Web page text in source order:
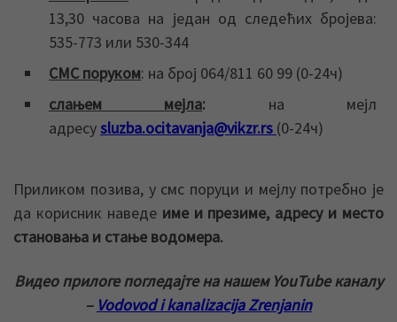
13,30 часова на један од следећих бројева:
535-773 или 530-344
СМС поруком: на број 064/811 60 99 (0-24ч)
слањем мејла: на мејл
адресуsluzbа.ocitavanja@vikzr.rs (0-24ч)
Приликом позива, у смс поруци и мејлу потребно је
да корисник наведе име и презиме, адресу и место
становања и стање водомера.
Видео прилоге погледајте на нашем YouTube каналу
– Vodovod i kanalizacija Zrenjanin